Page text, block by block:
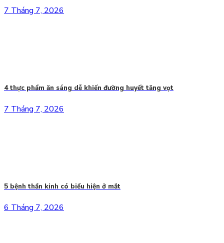
7 Tháng 7, 2026
4 thực phẩm ăn sáng dễ khiến đường huyết tăng vọt
7 Tháng 7, 2026
5 bệnh thần kinh có biểu hiện ở mắt
6 Tháng 7, 2026